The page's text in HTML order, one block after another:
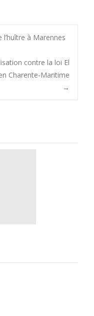
à Marennes
contre la loi El
Charente-Maritime
→